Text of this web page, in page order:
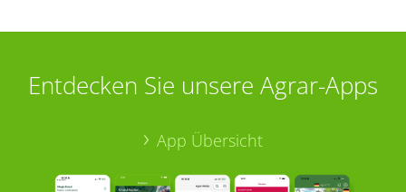
Entdecken Sie unsere Agrar-Apps
App Übersicht